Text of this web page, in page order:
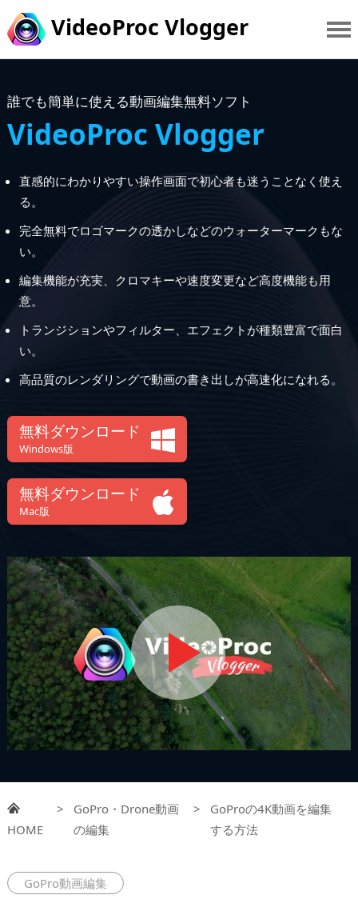
VideoProc Vlogger
誰でも簡単に使える動画編集無料ソフト
VideoProc Vlogger
直感的にわかりやすい操作画面で初心者も迷うことなく使え
る。
完全無料でロゴマークの透かしなどのウォーターマークもな
い。
編集機能が充実、クロマキーや速度変更など高度機能も用
意。
トランジションやフィルター、エフェクトが種類豊富で面白
い。
高品質のレンダリングで動画の書き出しが高速化になれる。
無料ダウンロード
Windows版
無料ダウンロード
Mac版
HOME
>
GoPro・Drone動画
の編集
>
GoProの4K動画を編集
する方法
GoPro動画編集